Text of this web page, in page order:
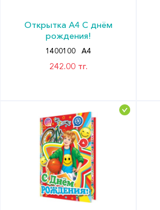
Открытка А4 С днём
рождения!
1400100 А4
242.00 тг.